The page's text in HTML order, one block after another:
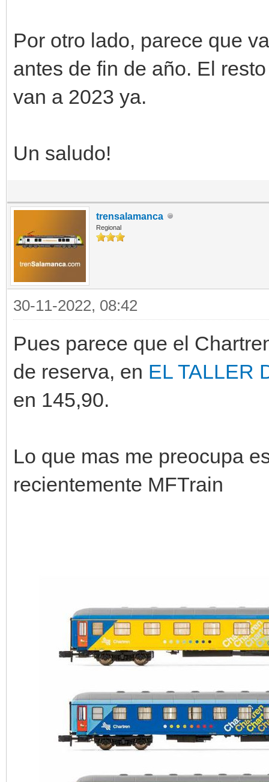
Por otro lado, parece que
antes de fin de año. El
van a 2023 ya.
Un saludo!
trensalamanca
Regional
30-11-2022, 08:42
Pues parece que el
de reserva, en EL TALLER
en 145,90.
Lo que mas me preocupa
recientemente MFTrain